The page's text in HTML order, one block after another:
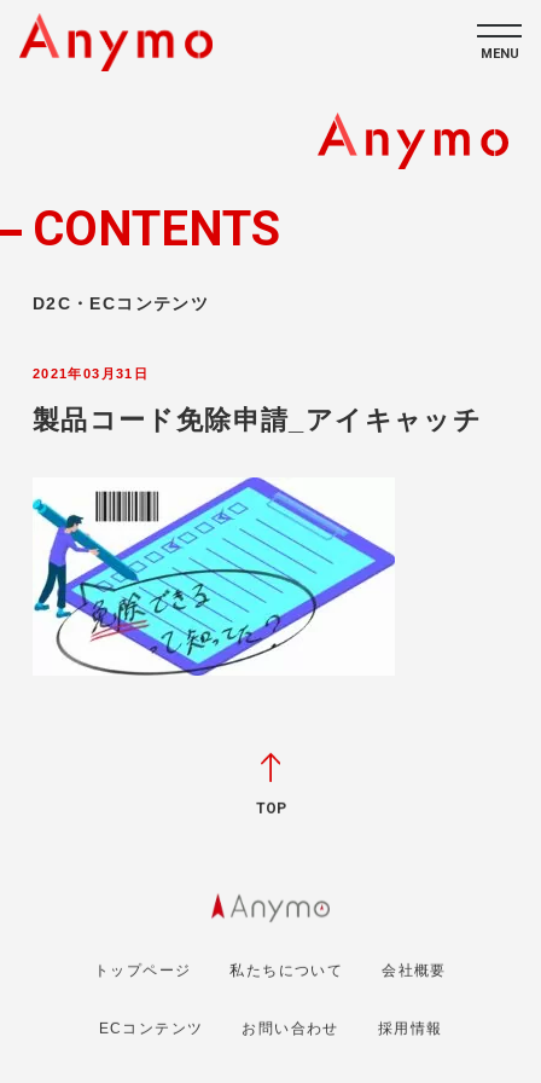
私たちについて
CONTACT
MENU
CONTENTS
D2C・ECコンテンツ
2021年03月31日
製品コード免除申請_アイキャッチ
TOP
トップページ 私たちについて 会社概要
ECコンテンツ お問い合わせ 採用情報